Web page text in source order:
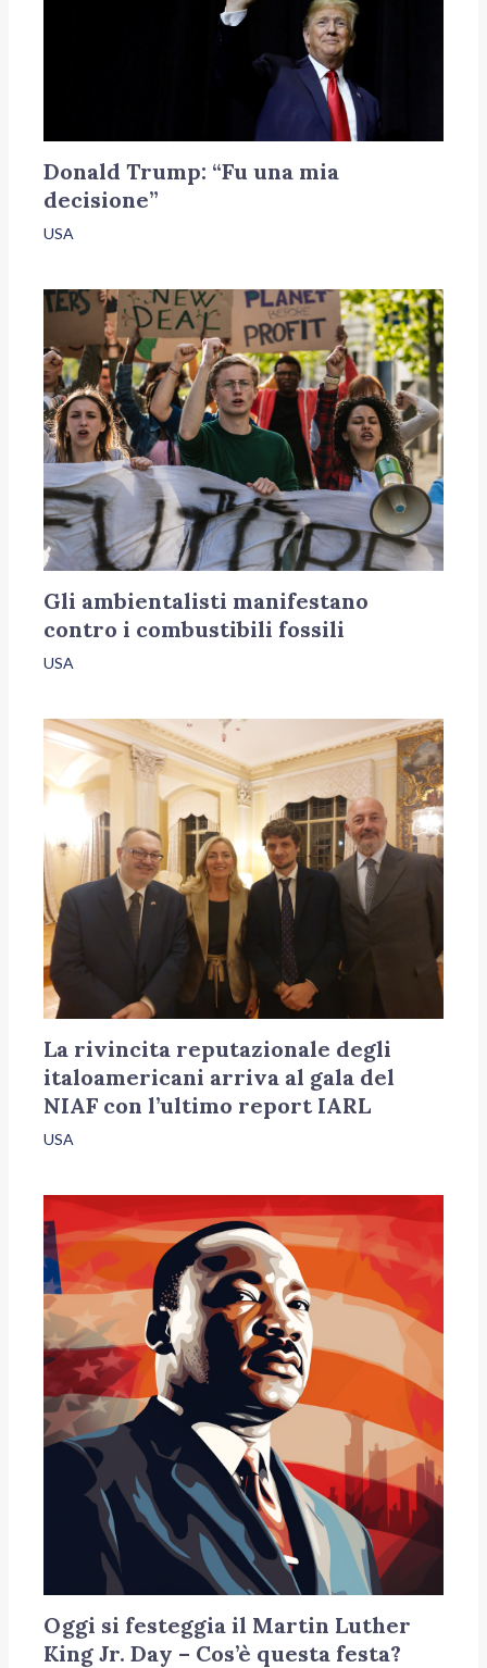
Donald Trump: “Fu una mia
decisione”
USA
Gli ambientalisti manifestano
contro i combustibili fossili
USA
La rivincita reputazionale degli
italoamericani arriva al gala del
NIAF con l’ultimo report IARL
USA
Oggi si festeggia il Martin Luther
King Jr. Day – Cos’è questa festa?